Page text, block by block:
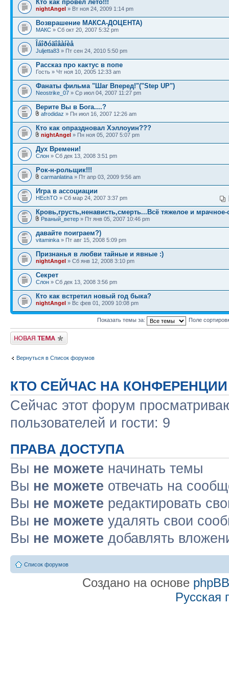
Кто как провел лето!!!
nightAngel » Вт ноя 24, 2009 1:14 pm
Возврашение МАКСА-ДОЦЕНТА)
МАКС » Сб окт 20, 2007 5:32 pm
Îáîðóäîâàíèå
Juljetta83 » Пт сен 24, 2010 5:50 pm
Рассказ про кактус в попе
Гость » Чт ноя 10, 2005 12:33 am
Фанаты фильма "Шаг Вперед!"("Step UP")
Neostrike_07 » Ср июл 04, 2007 11:27 pm
Верите Вы в Бога....?
afrodidaz » Пн июл 16, 2007 12:26 am
Кто как опраздновал Хэллоуин???
nightAngel » Пн ноя 05, 2007 5:07 pm
Дух Времени!
Слон » Сб дек 13, 2008 3:51 pm
Рок-н-рольщик!!!
carmanlatina » Пт апр 03, 2009 9:56 am
Игра в ассоциации
HEchTO » Сб мар 24, 2007 3:37 pm
Кровь,грусть,ненависть,смерть...Всё тяжелое и
Рваный_ветер » Пт янв 05, 2007 10:46 pm
давайте поиграем?)
vitaminka » Пт авг 15, 2008 5:09 pm
Признанья в любви тайные и явные :)
nightAngel » Сб янв 12, 2008 3:10 pm
Секрет
Слон » Сб дек 13, 2008 3:56 pm
Кто как встретил новый год быка?
nightAngel » Вс фев 01, 2009 10:08 pm
Показать темы за: Поле
Новая тема
Вернуться в Список форумов
КТО СЕЙЧАС НА КОНФЕРЕНЦИИ
Сейчас этот форум
пользователей и гости: 9
ПРАВА ДОСТУПА
Вы не можете начинать темы
Вы не можете отвечать на
Вы не можете редактировать
Вы не можете удалять свои
Вы не можете добавлять
Список форумов
Создано на основе phpBB
Русская